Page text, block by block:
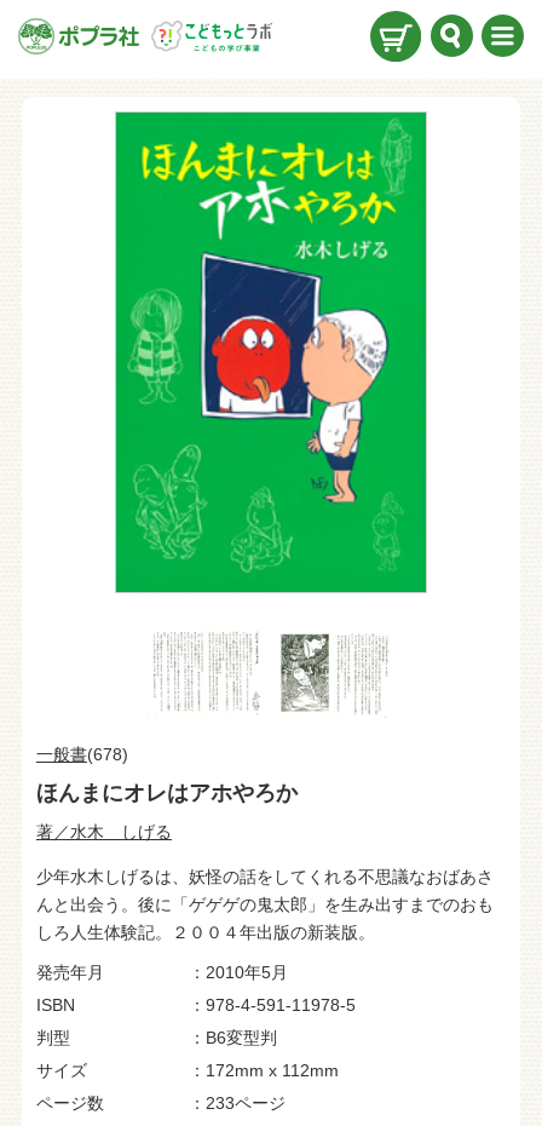
一般書(678)
ほんまにオレはアホやろか
著／水木 しげる
少年水木しげるは、妖怪の話をしてくれる不思議なおばあさ
んと出会う。後に「ゲゲゲの鬼太郎」を生み出すまでのおも
しろ人生体験記。２００４年出版の新装版。
発売年月
2010年5月
ISBN
978-4-591-11978-5
判型
B6変型判
サイズ
172mm x 112mm
ページ数
233ページ